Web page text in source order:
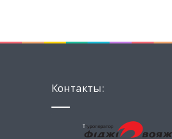
Контакты: